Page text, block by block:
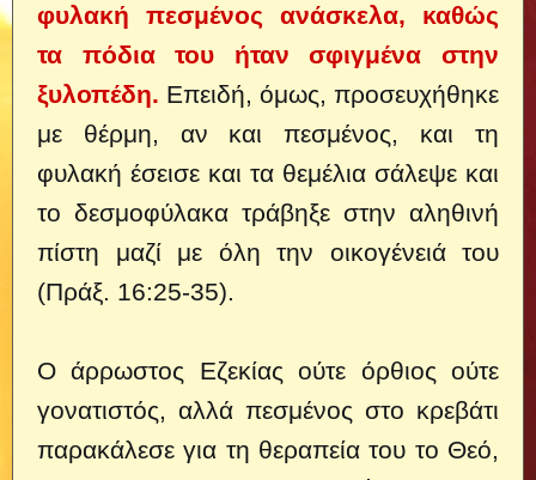
φυλακή πεσμένος ανάσκελα, καθώς
τα πόδια του ήταν σφιγμένα στην
ξυλοπέδη. Επειδή, όμως, προσευχήθηκε
με θέρμη, αν και πεσμένος, και τη
φυλακή έσεισε και τα θεμέλια σάλεψε και
το δεσμοφύλακα τράβηξε στην αληθινή
πίστη μαζί με όλη την οικογένειά του
(Πράξ. 16:25-35).
Ο άρρωστος Εζεκίας ούτε όρθιος ούτε
γονατιστός, αλλά πεσμένος στο κρεβάτι
παρακάλεσε για τη θεραπεία του το Θεό,